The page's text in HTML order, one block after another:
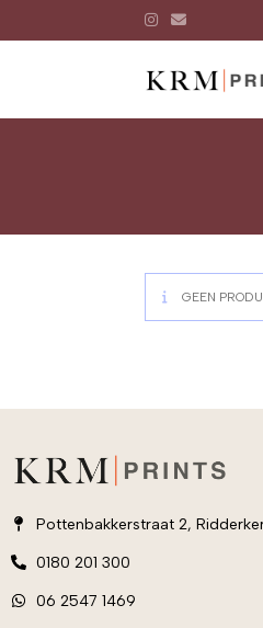
GEEN
Pottenbakkerstraat 2,
0180 201 300
06 2547 1469